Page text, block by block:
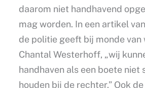
daarom niet handhavend
mag worden. In een artikel
de politie geeft bij monde
Chantal Westerhoff, „wij
handhaven als een boete niet
houden bij de rechter.” Ook